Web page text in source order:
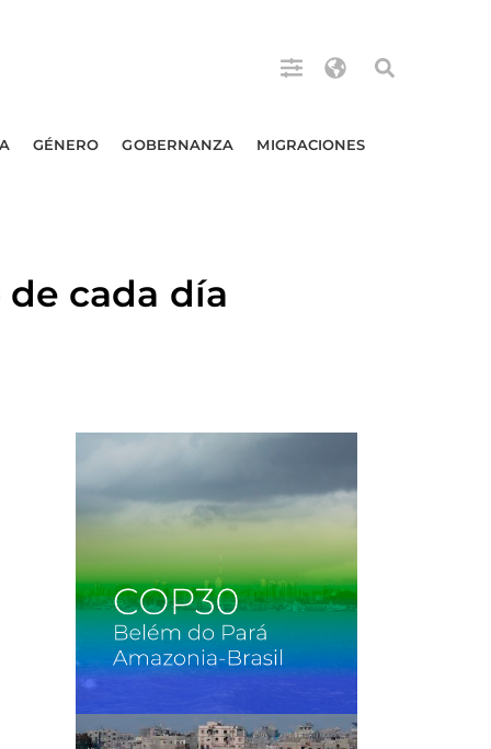
GÉNERO GOBERNANZA MIGRACIONES
de cada día